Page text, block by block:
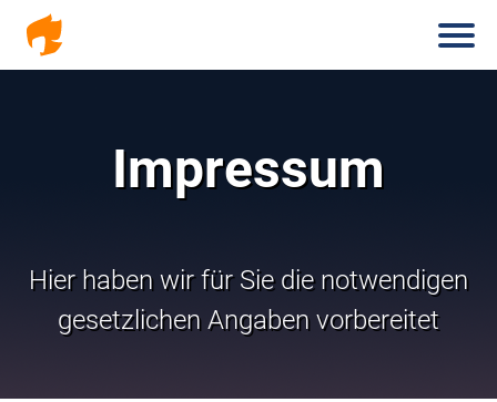
Direkt
zum
Inhalt
Impressum
Hier haben wir für Sie die notwendigen
gesetzlichen Angaben vorbereitet